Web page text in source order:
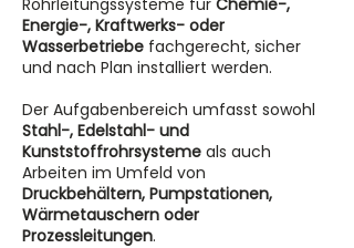
Rohrleitungssysteme für Chemie-,
Energie-, Kraftwerks- oder
Wasserbetriebe fachgerecht, sicher
und nach Plan installiert werden.
Der Aufgabenbereich umfasst sowohl
Stahl-, Edelstahl- und
Kunststoffrohrsysteme als auch
Arbeiten im Umfeld von
Druckbehältern, Pumpstationen,
Wärmetauschern oder
Prozessleitungen.